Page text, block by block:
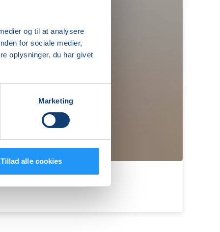
og til at analysere
for sociale medier,
oplysninger, du har givet
Marketing
Tillad alle cookies